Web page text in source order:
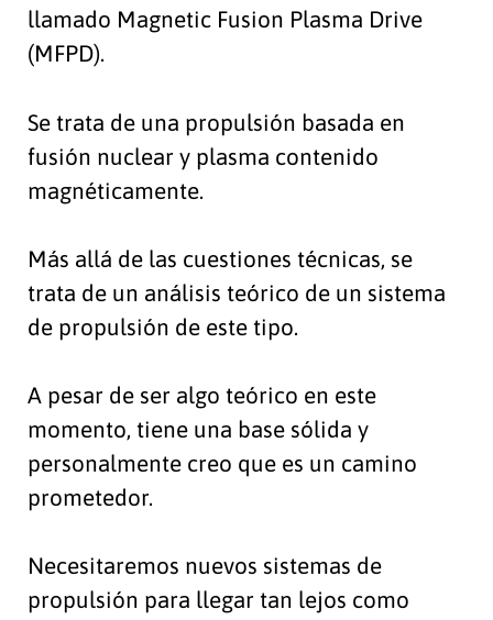
llamado Magnetic Fusion Plasma Drive
(MFPD).
Se trata de una propulsión basada en
fusión nuclear y plasma contenido
magnéticamente.
Más allá de las cuestiones técnicas, se
trata de un análisis teórico de un sistema
de propulsión de este tipo.
A pesar de ser algo teórico en este
momento, tiene una base sólida y
personalmente creo que es un camino
prometedor.
Necesitaremos nuevos sistemas de
propulsión para llegar tan lejos como